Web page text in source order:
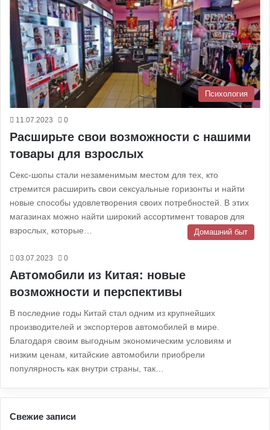
Психология
11.07.2023 0
Расширьте свои возможности с нашими
товары для взрослых
Секс-шопы стали незаменимым местом для тех, кто
стремится расширить свои сексуальные горизонты и найти
новые способы удовлетворения своих потребностей. В этих
магазинах можно найти широкий ассортимент товаров для
взрослых, которые…
Домашний быт
03.07.2023 0
Автомобили из Китая: новые
возможности и перспективы
В последние годы Китай стал одним из крупнейших
производителей и экспортеров автомобилей в мире.
Благодаря своим выгодным экономическим условиям и
низким ценам, китайские автомобили приобрели
популярность как внутри страны, так…
Свежие записи